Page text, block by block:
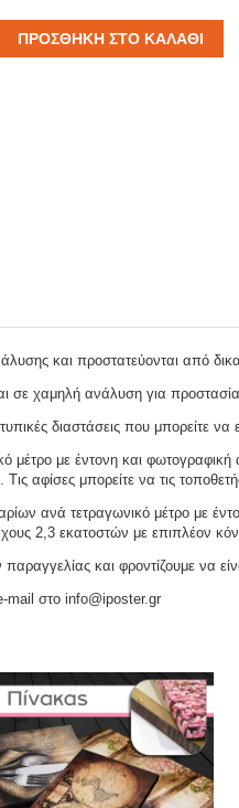
ΠΡΟΣΘΉΚΗ ΣΤΟ ΚΑΛΆΘΙ
και προστατεύονται από
σε χαμηλή ανάλυση για
διαστάσεις που μπορείτε να
μέτρο με έντονη και
αφίσες μπορείτε να τις
ανά τετραγωνικό μέτρο με
2,3 εκατοστών με επιπλέον
και φροντίζουμε να
mail στο info@iposter.gr